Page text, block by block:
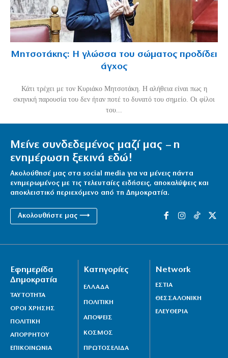
Μητσοτάκης: Η γλώσσα του σώματος προδίδει
άγχος
Κάτι τρέχει με τον Κυριάκο Μητσοτάκη. Η αλήθεια είναι πως η
σκηνική παρουσία του δεν ήταν ποτέ το δυνατό του σημείο. Οι φίλοι
του...
Μείνε συνδεδεμένος μαζί μας – η
ενημέρωση ξεκινά εδώ!
Ακολούθησέ μας στα social media για να μένεις πάντα
ενημερωμένος με τις τελευταίες ειδήσεις, αποκαλύψεις και
αποκλειστικό περιεχόμενο από τη Δημοκρατία.
Ακολουθήστε μας ⟶
Εφημερίδα
Δημοκρατία
ΤΑΥΤΟΤΗΤΑ
ΟΡΟΙ ΧΡΗΣΗΣ
ΠΟΛΙΤΙΚΗ
ΑΠΟΡΡΗΤΟΥ
ΕΠΙΚΟΙΝΩΝΙΑ
Κατηγορίες
ΕΛΛΑΔΑ
ΠΟΛΙΤΙΚΗ
ΑΠΟΨΕΙΣ
ΚΟΣΜΟΣ
ΠΡΩΤΟΣΕΛΙΔΑ
Network
ΕΣΤΙΑ
ΘΕΣΣΑΛΟΝΙΚΗ
ΕΛΕΥΘΕΡΙΑ